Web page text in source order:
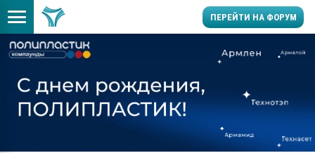
ПЕРЕЙТИ НА ФОРУМ
умельцы изготовили
Продажа готового
производство SPC